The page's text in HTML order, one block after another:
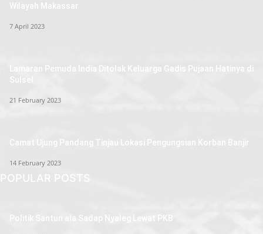
Wilayah Makassar
7 April 2023
Lamaran Pemuda India Ditolak Keluarga Gadis Pujaan Hatinya di
Sulsel
21 February 2023
Camat Ujung Pandang Tinjau Lokasi Pengungsian Korban Banjir
14 February 2023
POPULAR POSTS
Politik Santun ala Sadap Nyaleg Lewat PKB